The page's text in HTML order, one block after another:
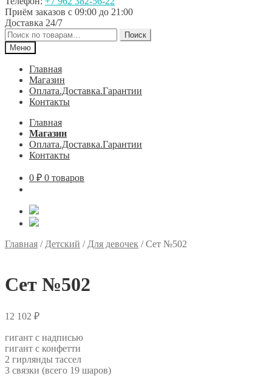
Приём заказов с 09:00 до 21:00
Доставка 24/7
Искать:
Поиск
Меню
Главная
Магазин
Оплата.Доставка.Гарантии
Контакты
Главная
Магазин
Оплата.Доставка.Гарантии
Контакты
0 ₽ 0 товаров
Главная / Детский / Для девочек /Сет №502
Сет №502
12 102 ₽
гигант с надписью
гигант с конфетти
2 гирлянды тассел
3 связки (всего 19 шаров)